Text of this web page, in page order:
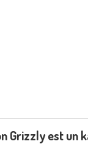
Grizzly est